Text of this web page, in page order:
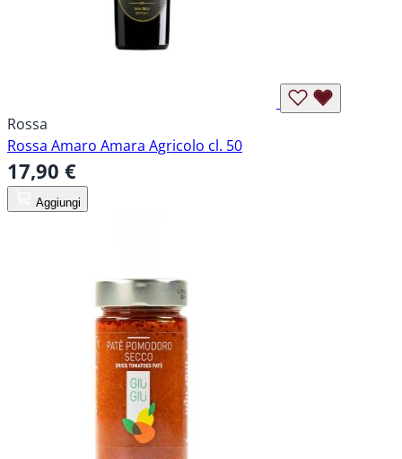
Rossa
Rossa Amaro Amara Agricolo cl. 50
17,90 €
Aggiungi